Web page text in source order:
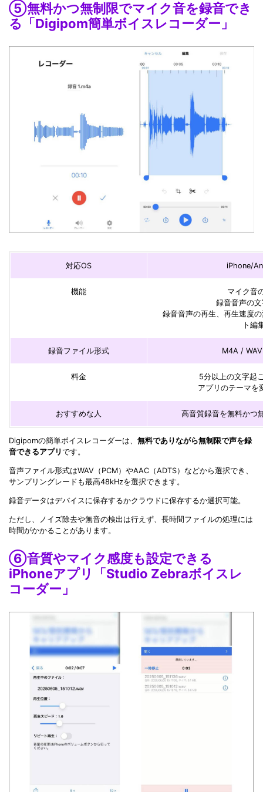
⑤無料かつ無制限でマイク音を録音でき
る「Digipom簡単ボイスレコーダー」
対応OS iPhone/
機能
マイク音
録音音声の
録音音声の再生、再生速度
ト編
録音ファイル形式 M4A /
料金
5分以上の文字起
アプリのテーマを
おすすめな人 高音質録音を無料かつ
Digipomの簡単ボイスレコーダーは、 無料でありながら無制限で声を録
音できるアプリです。
音声ファイル形式はWAV（PCM）やAAC（ADTS）などから選択でき、
サンプリングレードも最高48kHzを選択できます。
録音データはデバイスに保存するかクラウドに保存するか選択可能。
ただし、ノイズ除去や無音の検出は行えず、長時間ファイルの処理には
時間がかかることがあります。
⑥音質やマイク感度も設定できる
iPhoneアプリ「Studio Zebraボイスレ
コーダー」